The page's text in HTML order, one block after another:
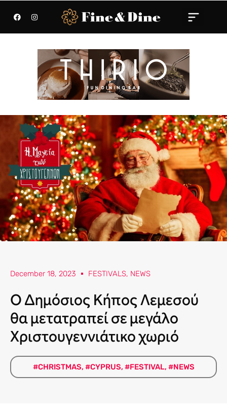
December 18, 2023 FESTIVALS, NEWS
Ο Δημόσιος Κήπος Λεμεσού
θα μετατραπεί σε μεγάλο
Χριστουγεννιάτικο χωριό
#CHRISTMAS, #CYPRUS, #FESTIVAL, #NEWS